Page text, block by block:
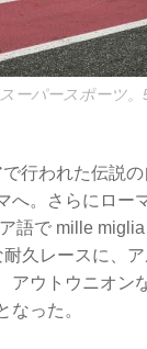
ーパースポーツ
行われた伝説
。さらにロー
語で mille
久レースに、
アウトウニオン
なった。